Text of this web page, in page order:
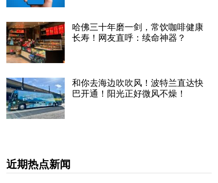
哈佛三十年磨一剑，常饮咖啡健康
长寿！网友直呼：续命神器？
和你去海边吹吹风！波特兰直达快
巴开通！阳光正好微风不燥！
近期热点新闻